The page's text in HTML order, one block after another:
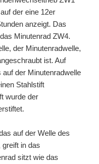
auf der eine 12er
anzeigt. Das
Minutenrad ZW4.
der Minutenradwelle,
ist. Auf
der Minutenradwelle
Stahlstift
wurde der
auf der Welle des
in das
sitzt wie das